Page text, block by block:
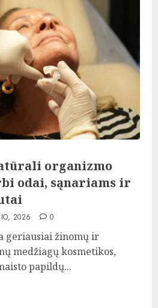
organizmo
odai, sąnariams ir
2026 0
geriausiai žinomų ir
medžiagų kosmetikos,
papildų...